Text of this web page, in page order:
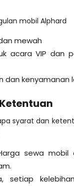
mobil Alphard
mewah
acara VIP dan
dan kenyamanan
syarat dan
sewa
setiap